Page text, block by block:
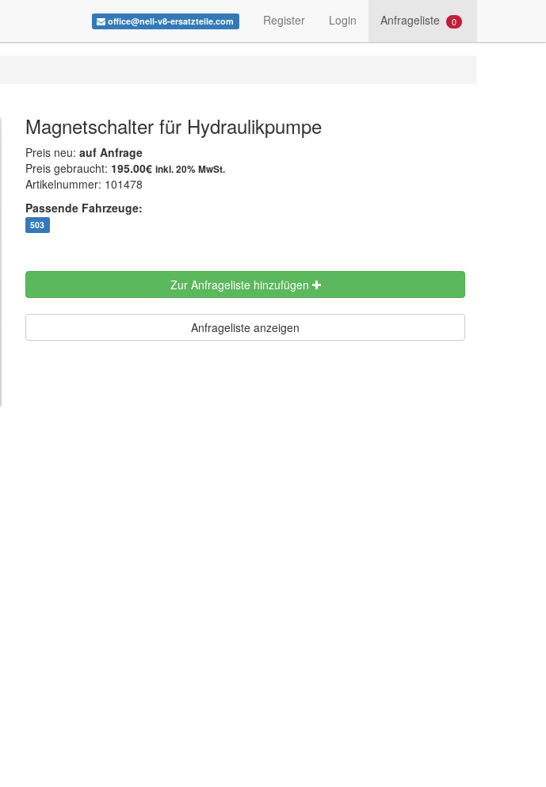
office@nell-v8-ersatzteile.com Register Login Anfrageliste 0
Magnetschalter für Hydraulikpumpe
Preis neu: auf Anfrage
Preis gebraucht: 195.00€ inkl. 20% MwSt.
Artikelnummer: 101478
Passende Fahrzeuge:
503
Zur Anfrageliste hinzufügen
Anfrageliste anzeigen